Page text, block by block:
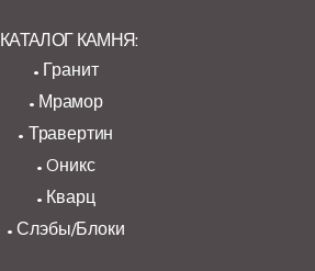
КАТАЛОГ КАМНЯ:
Гранит
Мрамор
Травертин
Oникс
Кварц
Слэбы/Блоки